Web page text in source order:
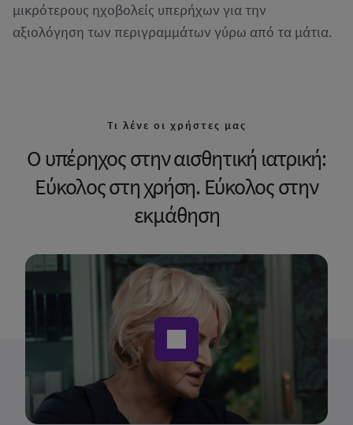
μικρότερους ηχοβολείς υπερήχων για την
αξιολόγηση των περιγραμμάτων γύρω από τα μάτια.
Τι λένε οι χρήστες μας
O υπέρηχος στην αισθητική ιατρική:
Εύκολος στη χρήση. Εύκολος στην
εκμάθηση